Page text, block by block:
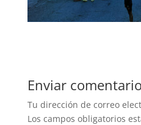
Enviar comentario
Tu dirección de correo
Los campos obligatorios